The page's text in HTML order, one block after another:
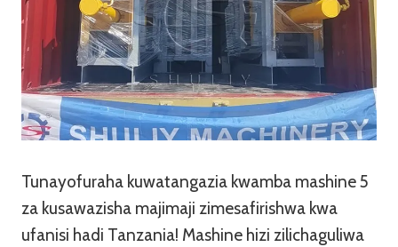
Tunayofuraha kuwatangazia kwamba mashine 5
za kusawazisha majimaji zimesafirishwa kwa
ufanisi hadi Tanzania! Mashine hizi zilichaguliwa